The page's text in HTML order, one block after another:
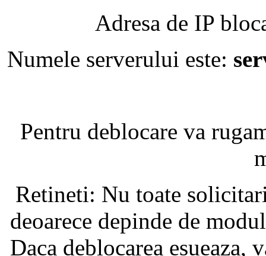
Adresa de IP
Numele serverului este:
Pentru deblocare va
Retineti: Nu toate
deoarece depinde de
Daca deblocarea